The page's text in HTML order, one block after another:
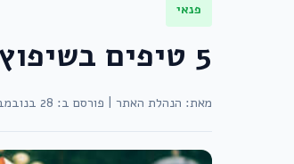
פנאי
5 טיפים בשיפוץ גינה
מאת: הנהלת האתר פורסם ב: 28 בנובמבר 2021